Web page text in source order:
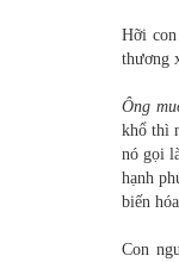
Hỡi
thương
Ông
khổ thì
nó gọi
hạnh
biến
Con